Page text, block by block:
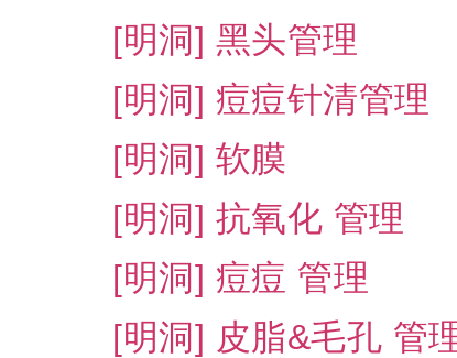
[明洞] 黑头管理
[明洞] 痘痘针清管理
[明洞] 软膜
[明洞] 抗氧化 管理
[明洞] 痘痘 管理
[明洞] 皮脂&毛孔 管